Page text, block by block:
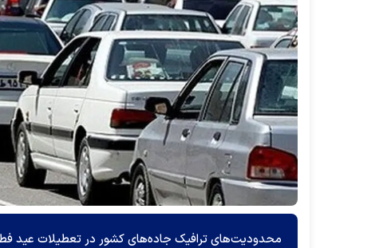
محدودیت‌های ترافیک جاده‌های کشور در تعطیلات عید